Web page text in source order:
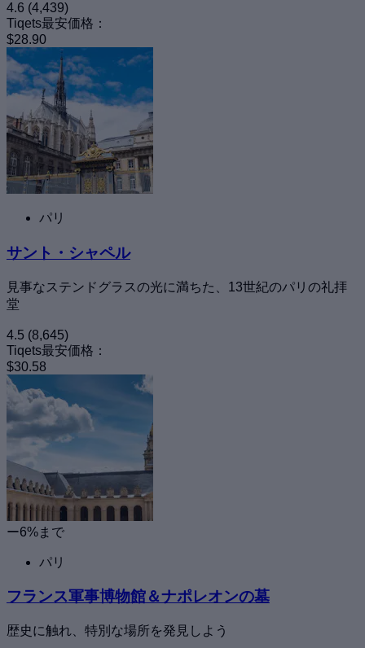
4.6 (4,439)
Tiqets最安価格：
$28.90
パリ
サント・シャペル
見事なステンドグラスの光に満ちた、13世紀のパリの礼拝
堂
4.5 (8,645)
Tiqets最安価格：
$30.58
ー6%まで
パリ
フランス軍事博物館＆ナポレオンの墓
歴史に触れ、特別な場所を発見しよう